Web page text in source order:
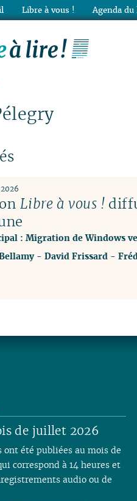
Libre à vous !
: Migration de Windows
- David Frissard-
de juillet 2026
ont été publiées au mois de
correspond à 14 heures et
audio ou de
Libre à vous ! Agenda